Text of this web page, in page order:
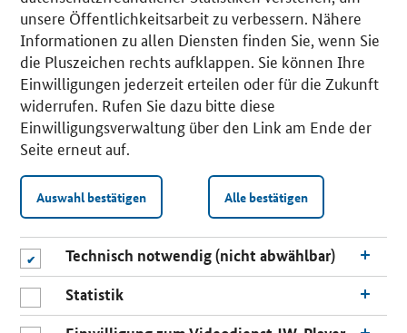
unsere Öffentlichkeitsarbeit zu verbessern. Nähere
Informationen zu allen Diensten finden Sie, wenn Sie
die Pluszeichen rechts aufklappen. Sie können Ihre
Einwilligungen jederzeit erteilen oder für die Zukunft
widerrufen. Rufen Sie dazu bitte diese
Einwilligungsverwaltung über den Link am Ende der
Seite erneut auf.
Auswahl bestätigen Alle bestätigen
Technisch notwendig (nicht abwählbar)
Statistik